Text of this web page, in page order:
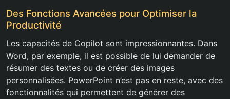
Des Fonctions Avancées pour Optimiser la
Productivité
Les capacités de Copilot sont impressionnantes. Dans
Word, par exemple, il est possible de lui demander de
résumer des textes ou de créer des images
personnalisées. PowerPoint n’est pas en reste, avec des
fonctionnalités qui permettent de générer des